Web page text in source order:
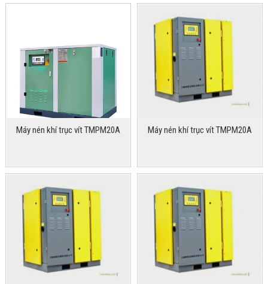
Máy nén khí trục vít TMPM20A Máy nén khí trục vít TMPM20A